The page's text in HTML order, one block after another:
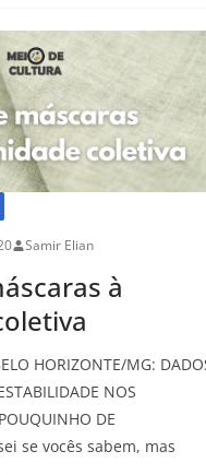
Samir Elian
à
HORIZONTE/MG:
NOS
DE
se vocês sabem, mas